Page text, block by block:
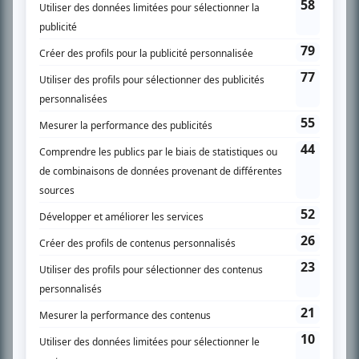
télévision» a d’abord oeuvré au magazine TV Hebdo de 1996 à 2001. Sa
spécialité: la télé québécoise. On peut l’entendre régulièrement commenter
l’actualité télévisuelle au 98,5.